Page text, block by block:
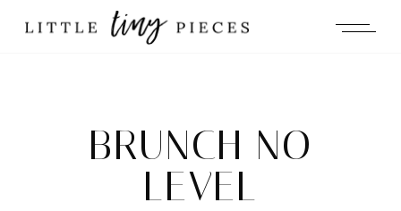
BRUNCH NO
LEVEL